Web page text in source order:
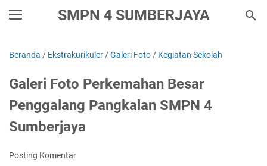
SMPN 4 SUMBERJAYA
Beranda / Ekstrakurikuler /Galeri Foto / Kegiatan Sekolah
Galeri Foto Perkemahan Besar
Penggalang Pangkalan SMPN 4
Sumberjaya
Posting Komentar